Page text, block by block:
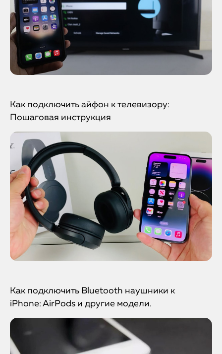
Как подключить айфон к телевизору:
Пошаговая инструкция
Как подключить Bluetooth наушники к
iPhone: AirPods и другие модели.